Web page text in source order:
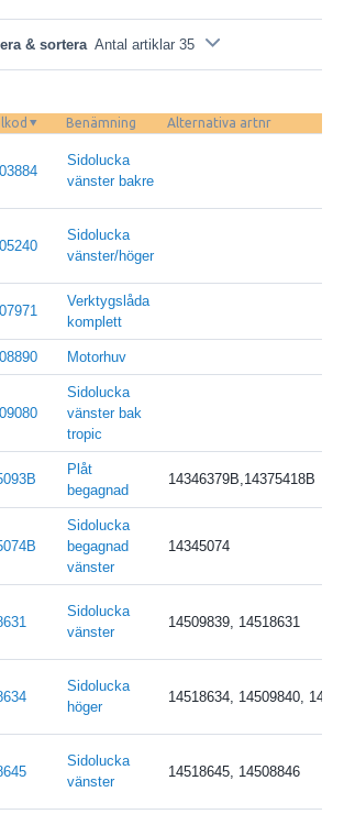
& sortera Antal artiklar 35
Benämning Alternativa artnr
Sidolucka
vänster bakre
Sidolucka
vänster/höger
Verktygslåda
komplett
Motorhuv
Sidolucka
vänster bak
tropic
Plåt
begagnad
14346379B,14375418B
Sidolucka
begagnad
vänster
14345074
Sidolucka
vänster
14509839, 14518631
Sidolucka
höger
14518634, 14509840,
Sidolucka
vänster
14518645, 14508846